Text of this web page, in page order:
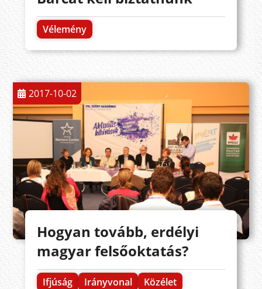
Vélemény
2017-10-02
Hogyan tovább, erdélyi
magyar felsőoktatás?
Ifjúság Irányvonal
Közélet